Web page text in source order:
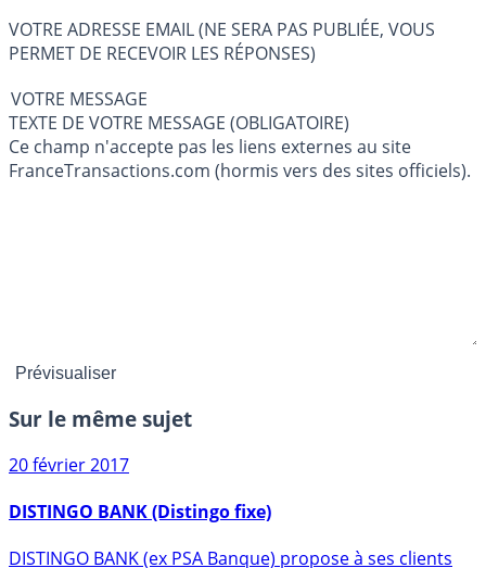
VOTRE ADRESSE EMAIL (NE SERA PAS PUBLIÉE, VOUS
PERMET DE RECEVOIR LES RÉPONSES)
VOTRE MESSAGE
TEXTE DE VOTRE MESSAGE (OBLIGATOIRE)
Ce champ n'accepte pas les liens externes au site
FranceTransactions.com (hormis vers des sites officiels).
Sur le même sujet
20 février 2017
DISTINGO BANK (Distingo fixe)